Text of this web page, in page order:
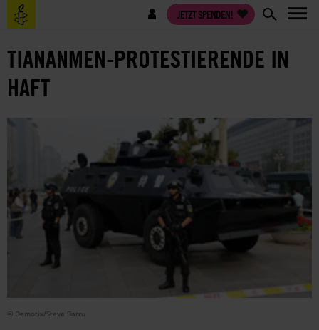
Direkt
zum
Benutzermenü JETZT SPENDEN!
TIANANMEN-PROTESTIERENDE IN
HAFT
© Demotix/Steve Barru